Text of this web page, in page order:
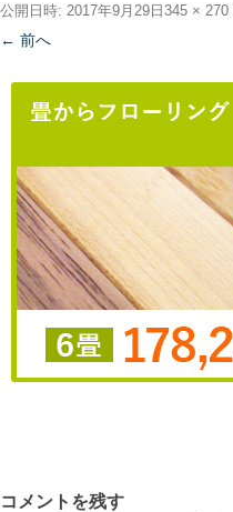
公開日時: 2017年9月29日 345 × 270
← 前へ
コメントを残す